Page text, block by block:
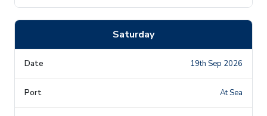
Saturday
19th Sep 2026
At Sea